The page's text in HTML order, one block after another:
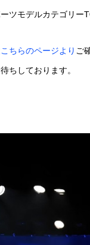
ツモデルカテゴリー
こちらのページより ご
ちしております。